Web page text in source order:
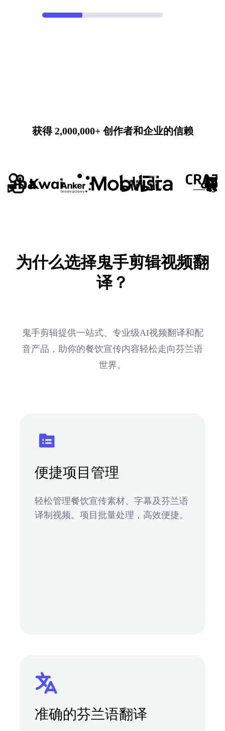
获得 2,000,000+ 创作者和企业的信赖
为什么选择鬼手剪辑视频翻
译？
鬼手剪辑提供一站式、专业级AI视频翻译和配
音产品，助你的餐饮宣传内容轻松走向芬兰语
世界。
便捷项目管理
轻松管理餐饮宣传素材、字幕及芬兰语
译制视频。项目批量处理，高效便捷。
准确的芬兰语翻译